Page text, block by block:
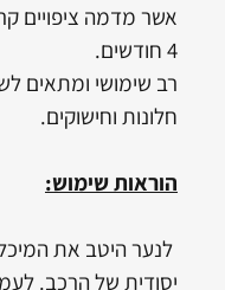
אשר מדמה ציפויים
4 חודשים.
רב שימושי ומתאים
חלונות וחישוקים.
הוראות שימוש:
לנער היטב את
יסודית של הרכב.